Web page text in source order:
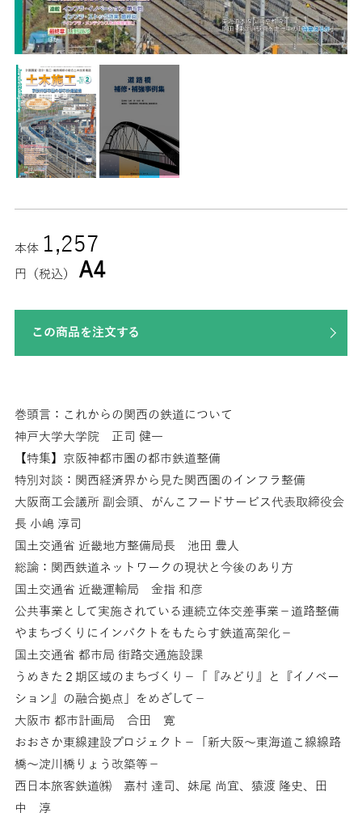
本体 1,257
円（税込） A4
この商品を注文する
巻頭言：これからの関西の鉄道について
神戸大学大学院 正司 健一
【特集】京阪神都市圏の都市鉄道整備
特別対談：関西経済界から見た関西圏のインフラ整備
大阪商工会議所 副会頭、がんこフードサービス代表取締役会
長 小嶋 淳司
国土交通省 近畿地方整備局長 池田 豊人
総論：関西鉄道ネットワークの現状と今後のあり方
国土交通省 近畿運輸局 金指 和彦
公共事業として実施されている連続立体交差事業－道路整備
やまちづくりにインパクトをもたらす鉄道高架化－
国土交通省 都市局 街路交通施設課
うめきた２期区域のまちづくり－「『みどり』と『イノベー
ション』の融合拠点」をめざして－
大阪市 都市計画局 合田 寛
おおさか東線建設プロジェクト－「新大阪～東海道こ線線路
橋～淀川橋りょう改築等－
西日本旅客鉄道㈱ 嘉村 達司、妹尾 尚宜、猿渡 隆史、田
中 淳